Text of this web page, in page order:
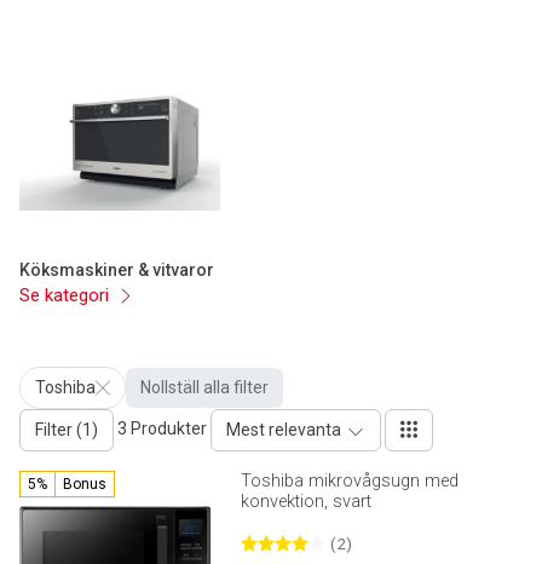
Köksmaskiner & vitvaror
Se kategori
Toshiba Nollställ alla filter
Filter (1) 3 Produkter Mest relevanta
5% Bonus
Toshiba mikrovågsugn med
konvektion, svart
(2)